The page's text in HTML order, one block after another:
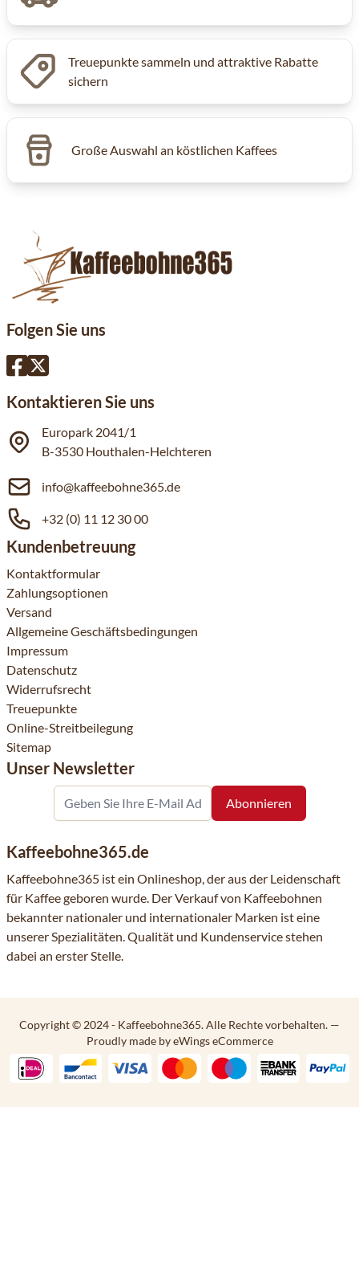
Treuepunkte sammeln und attraktive Rabatte
sichern
Große Auswahl an köstlichen Kaffees
Folgen Sie uns
Kontaktieren Sie uns
Europark 2041/1
B-3530 Houthalen-Helchteren
info@kaffeebohne365.de
+32 (0) 11 12 30 00
Kundenbetreuung
Kontaktformular
Zahlungsoptionen
Versand
Allgemeine Geschäftsbedingungen
Impressum
Datenschutz
Widerrufsrecht
Treuepunkte
Online-Streitbeilegung
Sitemap
Unser Newsletter
Kaffeebohne365.de
Kaffeebohne365 ist ein Onlineshop, der aus der Leidenschaft
für Kaffee geboren wurde. Der Verkauf von Kaffeebohnen
bekannter nationaler und internationaler Marken ist eine
unserer Spezialitäten. Qualität und Kundenservice stehen
dabei an erster Stelle.
Copyright © 2024 - Kaffeebohne365. Alle Rechte vorbehalten. —
Proudly made by eWings eCommerce